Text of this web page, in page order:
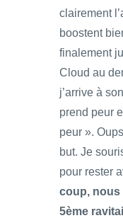
clairement
boostent
finalement
Cloud au
j’arrive à
prend peur
peur ».
but. Je
pour rester
coup, nous
5ème